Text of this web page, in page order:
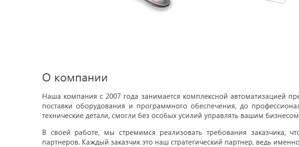
О компании
Наша компания c 2007 года занимается комплексной автоматизацией
поставки оборудования и программного обеспечения, до
технические детали, смогли без особых усилий управлять вашим
В своей работе, мы стремимся реализовать требования заказчика,
партнеров. Каждый заказчик это наш стратегический партнер, ведь